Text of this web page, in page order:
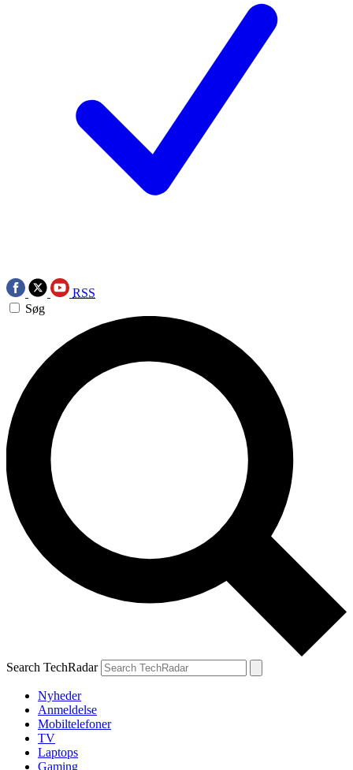
RSS
Søg
Search TechRadar
Nyheder
Anmeldelse
Mobiltelefoner
TV
Laptops
Gaming